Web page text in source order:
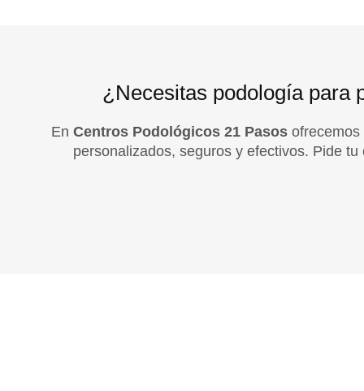
¿Necesitas podología para
En Centros Podológicos 21 Pasos
personalizados, seguros y efectivos. Pide